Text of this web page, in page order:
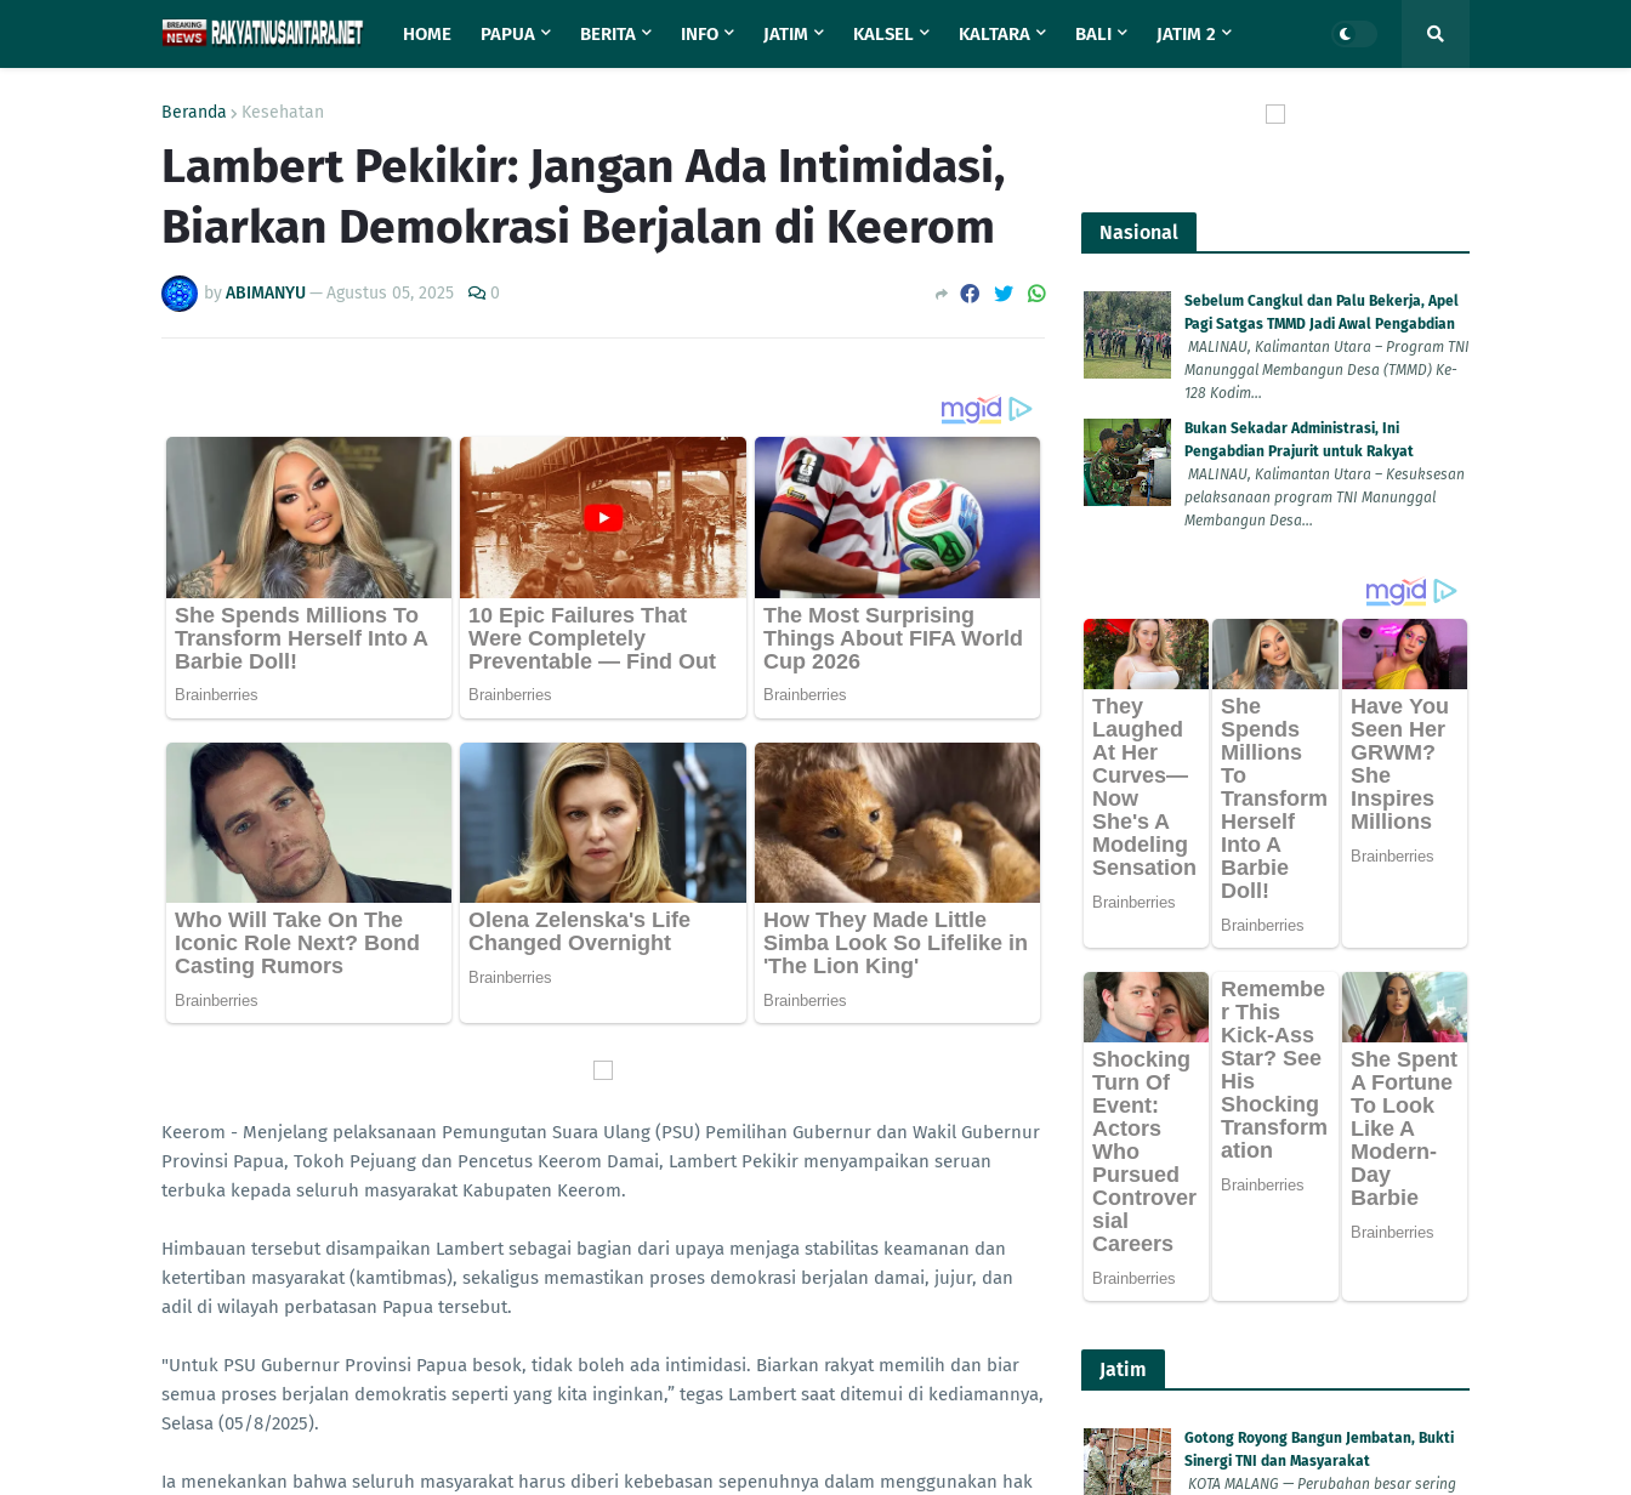
HOME PAPUA BERITA INFO JATIM KALSEL KALTARA BALI JATIM 2
Beranda Kesehatan
Lambert Pekikir: Jangan Ada Intimidasi,
Biarkan Demokrasi Berjalan di Keerom
byABIMANYU—Agustus 05, 2025 0
Keerom - Menjelang pelaksanaan Pemungutan Suara Ulang (PSU) Pemilihan Gubernur dan Wakil Gubernur
Provinsi Papua, Tokoh Pejuang dan Pencetus Keerom Damai, Lambert Pekikir menyampaikan seruan
terbuka kepada seluruh masyarakat Kabupaten Keerom.
Himbauan tersebut disampaikan Lambert sebagai bagian dari upaya menjaga stabilitas keamanan dan
ketertiban masyarakat (kamtibmas), sekaligus memastikan proses demokrasi berjalan damai, jujur, dan
adil di wilayah perbatasan Papua tersebut.
"Untuk PSU Gubernur Provinsi Papua besok, tidak boleh ada intimidasi. Biarkan rakyat memilih dan biar
semua proses berjalan demokratis seperti yang kita inginkan,” tegas Lambert saat ditemui di kediamannya,
Selasa (05/8/2025).
Ia menekankan bahwa seluruh masyarakat harus diberi kebebasan sepenuhnya dalam menggunakan hak
Nasional
Sebelum Cangkul dan Palu Bekerja, Apel
Pagi Satgas TMMD Jadi Awal Pengabdian
MALINAU, Kalimantan Utara – Program TNI
Manunggal Membangun Desa (TMMD) Ke-
128 Kodim...
Bukan Sekadar Administrasi, Ini
Pengabdian Prajurit untuk Rakyat
MALINAU, Kalimantan Utara – Kesuksesan
pelaksanaan program TNI Manunggal
Membangun Desa...
Jatim
Gotong Royong Bangun Jembatan, Bukti
Sinergi TNI dan Masyarakat
KOTA MALANG — Perubahan besar sering